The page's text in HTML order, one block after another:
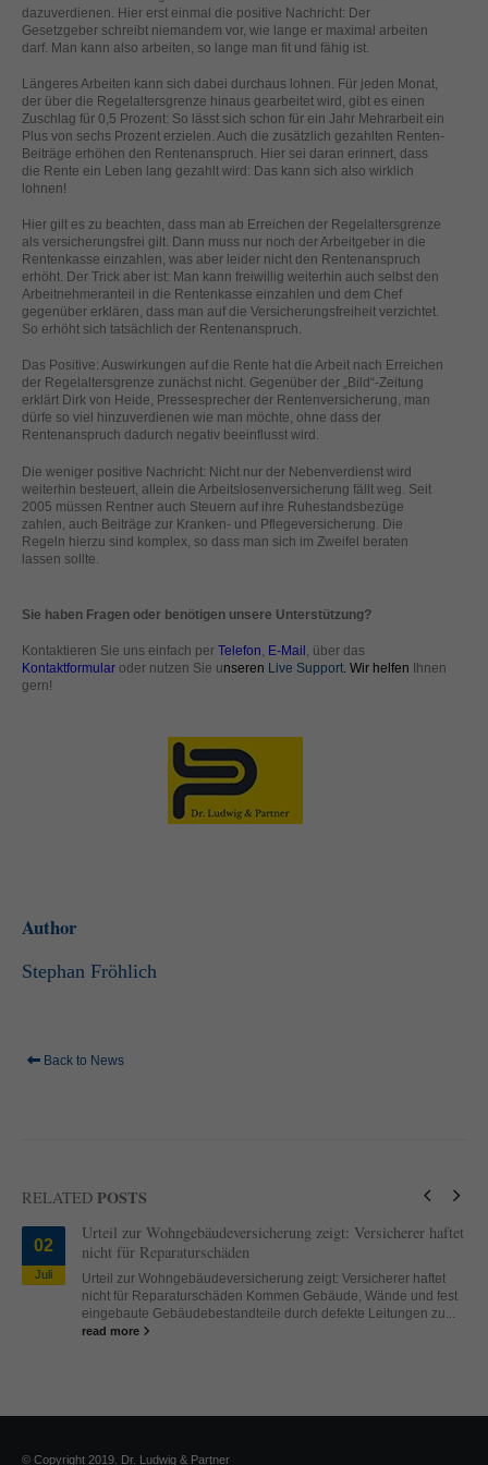
dazuverdienen. Hier erst einmal die positive Nachricht: Der
Gesetzgeber schreibt niemandem vor, wie lange er maximal arbeiten
darf. Man kann also arbeiten, so lange man fit und fähig ist.
Längeres Arbeiten kann sich dabei durchaus lohnen. Für jeden Monat,
der über die Regelaltersgrenze hinaus gearbeitet wird, gibt es einen
Zuschlag für 0,5 Prozent: So lässt sich schon für ein Jahr Mehrarbeit ein
Plus von sechs Prozent erzielen. Auch die zusätzlich gezahlten Renten-
Beiträge erhöhen den Rentenanspruch. Hier sei daran erinnert, dass
die Rente ein Leben lang gezahlt wird: Das kann sich also wirklich
lohnen!
Hier gilt es zu beachten, dass man ab Erreichen der Regelaltersgrenze
als versicherungsfrei gilt. Dann muss nur noch der Arbeitgeber in die
Rentenkasse einzahlen, was aber leider nicht den Rentenanspruch
erhöht. Der Trick aber ist: Man kann freiwillig weiterhin auch selbst den
Arbeitnehmeranteil in die Rentenkasse einzahlen und dem Chef
gegenüber erklären, dass man auf die Versicherungsfreiheit verzichtet.
So erhöht sich tatsächlich der Rentenanspruch.
Das Positive: Auswirkungen auf die Rente hat die Arbeit nach Erreichen
der Regelaltersgrenze zunächst nicht. Gegenüber der „Bild“-Zeitung
erklärt Dirk von Heide, Pressesprecher der Rentenversicherung, man
dürfe so viel hinzuverdienen wie man möchte, ohne dass der
Rentenanspruch dadurch negativ beeinflusst wird.
Die weniger positive Nachricht: Nicht nur der Nebenverdienst wird
weiterhin besteuert, allein die Arbeitslosenversicherung fällt weg. Seit
2005 müssen Rentner auch Steuern auf ihre Ruhestandsbezüge
zahlen, auch Beiträge zur Kranken- und Pflegeversicherung. Die
Regeln hierzu sind komplex, so dass man sich im Zweifel beraten
lassen sollte.
Sie haben Fragen oder benötigen unsere Unterstützung?
Kontaktieren Sie uns einfach per Telefon E-Mail , über das
Kontaktformular oder nutzen Sie unseren Live Support . Wir helfen Ihnen
gern!
Author
Stephan Fröhlich
Back to News
RELATED POSTS
02
Juli
Urteil zur Wohngebäudeversicherung zeigt: Versicherer haftet
nicht für Reparaturschäden
Urteil zur Wohngebäudeversicherung zeigt: Versicherer haftet
nicht für Reparaturschäden Kommen Gebäude, Wände und fest
eingebaute Gebäudebestandteile durch defekte Leitungen zu...
read more
© Copyright 2019. Dr. Ludwig & Partner
helfen, diese Website und Ihre Erfahrung zu verbessern.
Personenbezogene Daten können verarbeitet werden (z. B. IP-
Adressen), z. B. für personalisierte Anzeigen und Inhalte oder
Anzeigen- und Inhaltsmessung.
Weitere Informationen über die
Verwendung Ihrer Daten finden Sie in unserer
Datenschutzerklärung
Hier finden Sie eine Übersicht über alle verwendeten Cookies. Sie
können Ihre Einwilligung zu ganzen Kategorien geben oder sich
weitere Informationen anzeigen lassen und so nur bestimmte
Cookies auswählen.
Alle akzeptieren Speichern
Zurück Nur essenzielle Cookies akzeptieren
Datenschutzeinstellungen
Essenziell (1)
die einwandfreie Funktion der Website erforderlich.
Cookie-Informationen anzeigen
Externe Medien (2)
Inhalte von Videoplattformen und Social-Media-Plattformen werden
standardmäßig blockiert. Wenn Cookies von externen Medien akzeptiert
werden, bedarf der Zugriff auf diese Inhalte keiner manuellen Einwilligung
mehr.
Datenschutzerklärung